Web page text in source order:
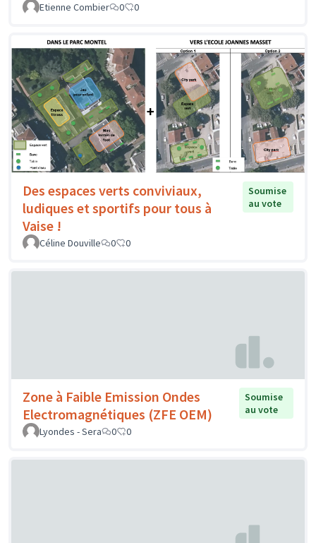
Etienne Combier
0 0
Des espaces verts conviviaux,
ludiques et sportifs pour tous à
Vaise !
Soumise
au vote
Céline Douville 0 0
Zone à Faible Emission Ondes
Electromagnétiques (ZFE OEM)
Soumise
au vote
Lyondes - Sera
0 0